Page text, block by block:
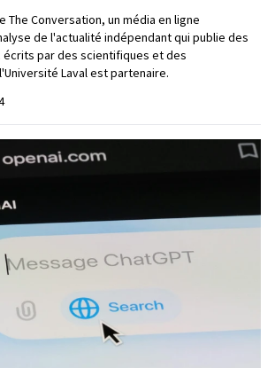
Conversation, un média en ligne
de l'actualité indépendant qui publie des
par des scientifiques et des
Laval est partenaire.